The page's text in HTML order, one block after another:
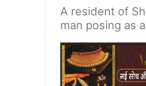
A resident of
man posing as